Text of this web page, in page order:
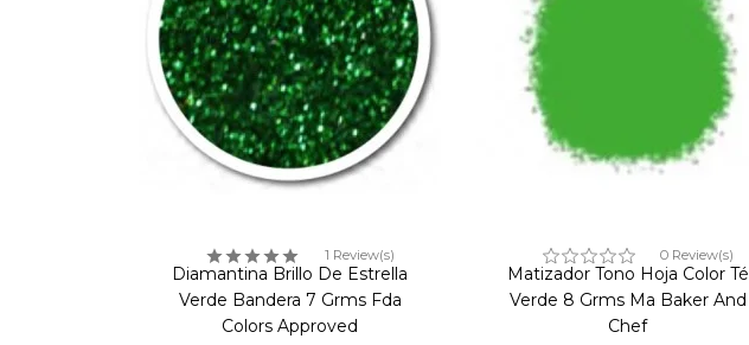
1 Review(s)
Diamantina Brillo De Estrella
Verde Bandera 7 Grms Fda
Colors Approved
0 Review(s)
Matizador Tono Hoja Color Té
Verde 8 Grms Ma Baker And
Chef